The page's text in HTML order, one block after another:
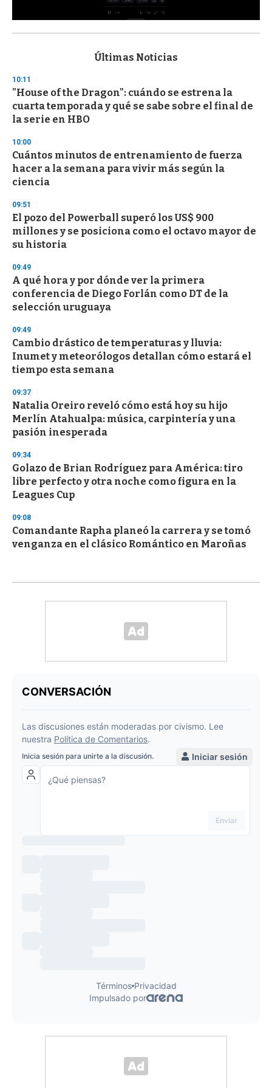
s
d
s
o
f
3
s
e
c
o
n
Últimas Noticias
10:11
"House of the Dragon": cuándo se estrena la
cuarta temporada y qué se sabe sobre el final de
la serie en HBO
10:00
Cuántos minutos de entrenamiento de fuerza
hacer a la semana para vivir más según la
ciencia
09:51
El pozo del Powerball superó los US$ 900
millones y se posiciona como el octavo mayor de
su historia
09:49
A qué hora y por dónde ver la primera
conferencia de Diego Forlán como DT de la
selección uruguaya
09:49
Cambio drástico de temperaturas y lluvia:
Inumet y meteorólogos detallan cómo estará el
tiempo esta semana
09:37
Natalia Oreiro reveló cómo está hoy su hijo
Merlín Atahualpa: música, carpintería y una
pasión inesperada
09:34
Golazo de Brian Rodríguez para América: tiro
libre perfecto y otra noche como figura en la
Leagues Cup
09:08
Comandante Rapha planeó la carrera y se tomó
venganza en el clásico Romántico en Maroñas